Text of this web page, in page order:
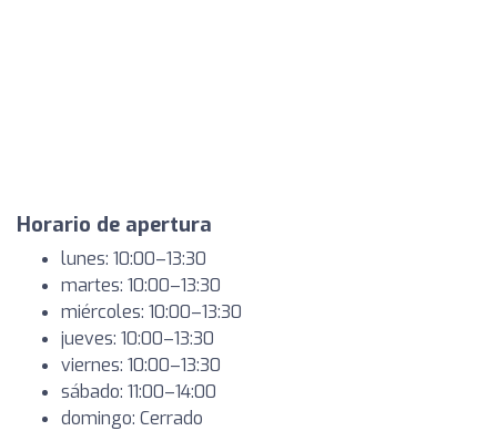
Horario de apertura
lunes: 10:00–13:30
martes: 10:00–13:30
miércoles: 10:00–13:30
jueves: 10:00–13:30
viernes: 10:00–13:30
sábado: 11:00–14:00
domingo: Cerrado